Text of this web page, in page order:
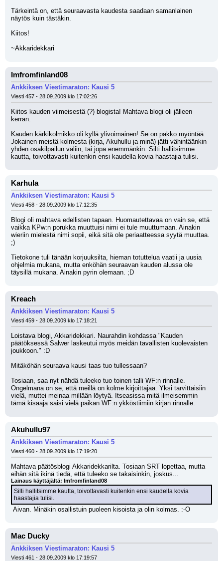
Tärkeintä on, että seuraavasta kaudesta saadaan samanlainen
näytös kuin tästäkin.
Kiitos!
~Akkaridekkari
Imfromfinland08
Ankkiksen Viestimaraton: Kausi 5
Viesti 457 - 28.09.2009 klo 17:02:26
Kiitos kauden viimeisestä (?) blogista! Mahtava blogi oli jälleen
kerran.
Kauden kärkikolmikko oli kyllä ylivoimainen! Se on pakko myöntää.
Jokainen meistä kolmesta (kirja, Akuhullu ja minä) jätti vähintäänkin
yhden osakilpailun väliin, tai jopa enemmänkin. Silti hallitsimme
kautta, toivottavasti kuitenkin ensi kaudella kovia haastajia tulisi.
Karhula
Ankkiksen Viestimaraton: Kausi 5
Viesti 458 - 28.09.2009 klo 17:12:35
Blogi oli mahtava edellisten tapaan. Huomautettavaa on vain se, että
vaikka KPw:n porukka muuttuisi nimi ei tule muuttumaan. Ainakin
wieriin mielestä nimi sopii, eikä sitä ole periaatteessa syytä muuttaa.
;)
Tietokone tuli tänään korjuuksilta, hieman totuttelua vaatii ja uusia
ohjelmia mukana, mutta enköhän seuraavan kauden alussa ole
täysillä mukana. Ainakin pyrin olemaan. ;D
Kreach
Ankkiksen Viestimaraton: Kausi 5
Viesti 459 - 28.09.2009 klo 17:18:21
Loistava blogi, Akkaridekkari. Naurahdin kohdassa "Kauden
päätöksessä Salwer laskeutui myös meidän tavallisten kuolevaisten
joukkoon." :D
Mitäköhän seuraava kausi taas tuo tullessaan?
Tosiaan, saa nyt nähdä tuleeko tuo toinen talli WF:n rinnalle.
Ongelmana on se, että meillä on kolme kirjoittajaa. Yksi tarvittaisiin
vielä, muttei meinaa millään löytyä. Itseasissa mitä ilmeisemmin
tämä kisaaja saisi vielä paikan WF:n ykköstiimiin kirjan rinnalle.
Akuhullu97
Ankkiksen Viestimaraton: Kausi 5
Viesti 460 - 28.09.2009 klo 17:19:20
Mahtava päätösblogi Akkaridekkarilta. Tosiaan SRT lopettaa, mutta
eihän sitä ikinä tiedä, että tuleeko se takaisinkin, joskus...
Lainaus käyttäjältä: Imfromfinland08
Silti hallitsimme kautta, toivottavasti kuitenkin ensi kaudella kovia
haastajia tulisi.
Aivan. Minäkin osallistuin puoleen kisoista ja olin kolmas. :-O
Mac Ducky
Ankkiksen Viestimaraton: Kausi 5
Viesti 461 - 28.09.2009 klo 17:19:57